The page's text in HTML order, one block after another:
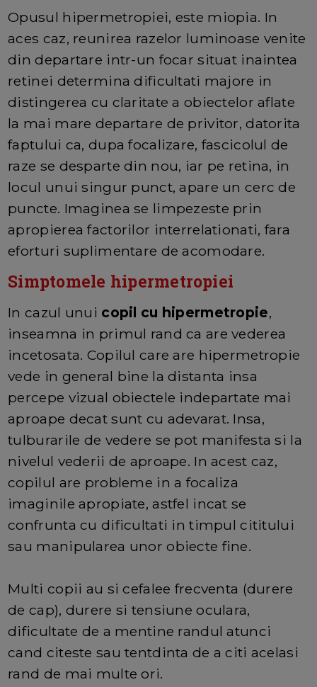
Opusul hipermetropiei, este miopia. In
aces caz, reunirea razelor luminoase venite
din departare intr-un focar situat inaintea
retinei determina dificultati majore in
distingerea cu claritate a obiectelor aflate
la mai mare departare de privitor, datorita
faptului ca, dupa focalizare, fascicolul de
raze se desparte din nou, iar pe retina, in
locul unui singur punct, apare un cerc de
puncte. Imaginea se limpezeste prin
apropierea factorilor interrelationati, fara
eforturi suplimentare de acomodare.
Simptomele hipermetropiei
In cazul unui copil cu hipermetropie,
inseamna in primul rand ca are vederea
incetosata. Copilul care are hipermetropie
vede in general bine la distanta insa
percepe vizual obiectele indepartate mai
aproape decat sunt cu adevarat. Insa,
tulburarile de vedere se pot manifesta si la
nivelul vederii de aproape. In acest caz,
copilul are probleme in a focaliza
imaginile apropiate, astfel incat se
confrunta cu dificultati in timpul cititului
sau manipularea unor obiecte fine.
Multi copii au si cefalee frecventa (durere
de cap), durere si tensiune oculara,
dificultate de a mentine randul atunci
cand citeste sau tentdinta de a citi acelasi
rand de mai multe ori.